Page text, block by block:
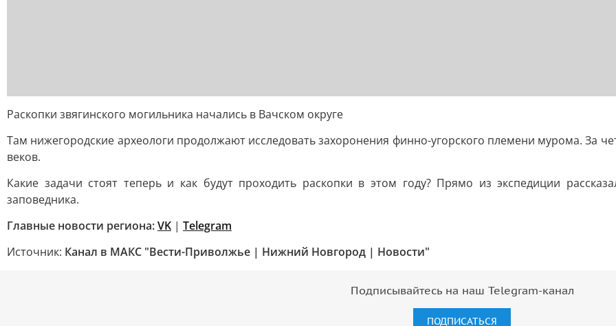
Раскопки звягинского могильника начались в Вачском округе
Там нижегородские археологи продолжают исследовать захоронения финно-угорского племени мурома. За
веков.
Какие задачи стоят теперь и как будут проходить раскопки в этом году? Прямо из экспедиции
заповедника.
Главные новости региона:VK | Telegram
Источник: Канал в МАКС "Вести-Приволжье | Нижний Новгород | Новости"
Подписывайтесь на наш Telegram-канал
ПОДПИСАТЬСЯ